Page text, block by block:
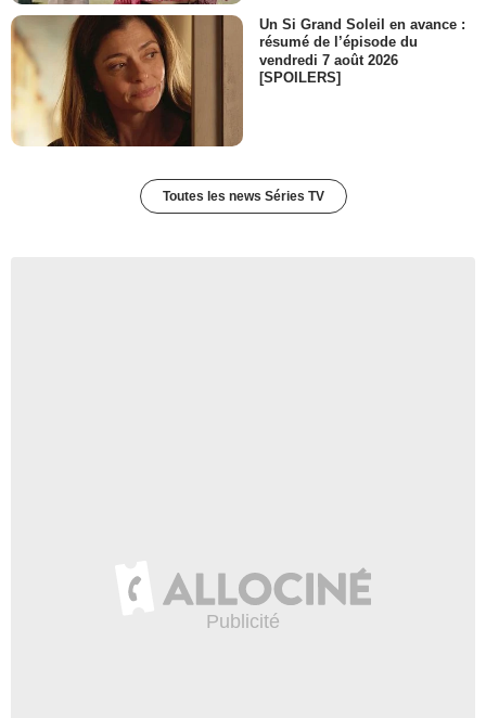
Un Si Grand Soleil en avance :
résumé de l’épisode du
vendredi 7 août 2026
[SPOILERS]
Toutes les news Séries TV